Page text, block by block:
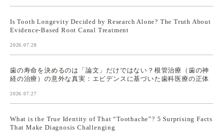
Is Tooth Longevity Decided by Research Alone? The Truth About
Evidence-Based Root Canal Treatment
2026.07.28
歯の寿命を決めるのは「論文」だけではない？根管治療（歯の神
経の治療）の意外な真実：エビデンスに基づいた歯科医療の正体
2026.07.27
What is the True Identity of That “Toothache”? 5 Surprising Facts
That Make Diagnosis Challenging